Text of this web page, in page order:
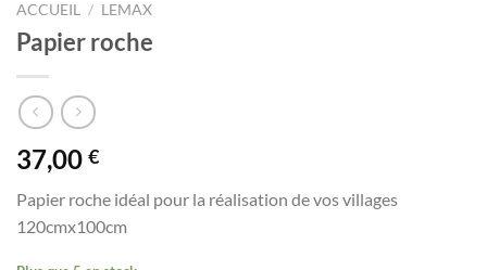
ACCUEIL / LEMAX
Papier roche
37,00 €
Papier roche idéal pour la réalisation de vos villages
120cmx100cm